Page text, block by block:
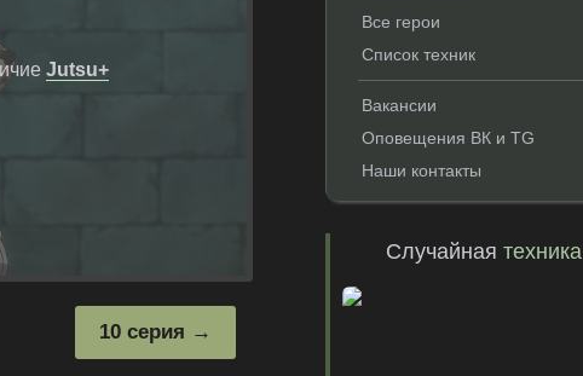
Jutsu+
10 серия
Все герои
Список техник
Вакансии
Оповещения ВК и TG
Наши контакты
Случайнаятехника